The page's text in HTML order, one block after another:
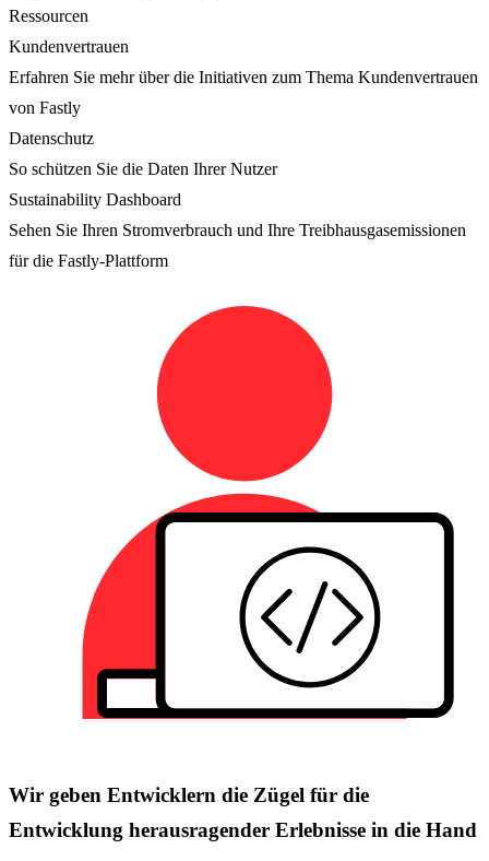
Ressourcen
Kundenvertrauen
Erfahren Sie mehr über die Initiativen zum Thema Kundenvertrauen
von Fastly
Datenschutz
So schützen Sie die Daten Ihrer Nutzer
Sustainability Dashboard
Sehen Sie Ihren Stromverbrauch und Ihre Treibhausgasemissionen
für die Fastly-Plattform
Wir geben Entwicklern die Zügel für die
Entwicklung herausragender Erlebnisse in die Hand